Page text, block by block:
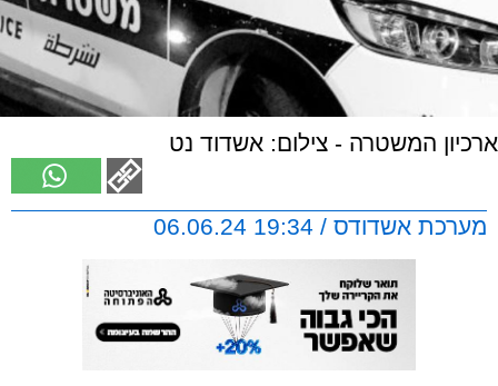
ארכיון המשטרה - צילום: אשדוד נט
מערכת אשדודס / 19:34 06.06.24